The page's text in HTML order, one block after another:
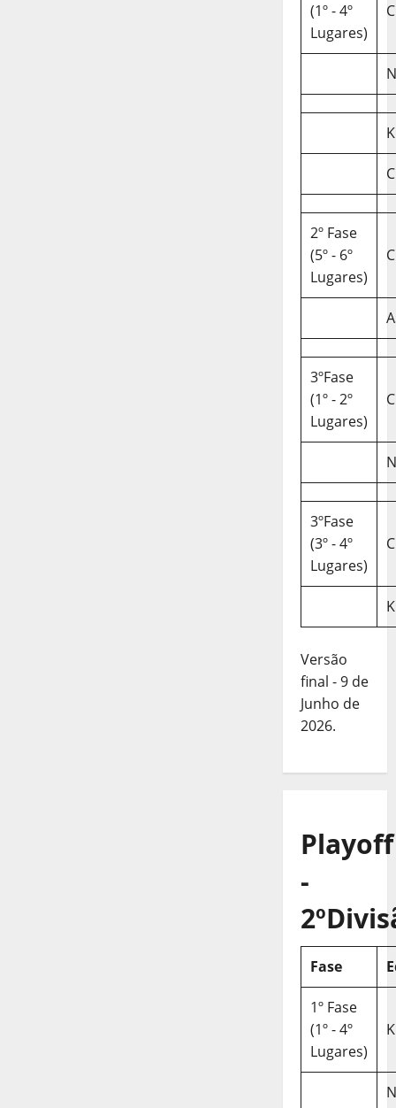
(1º - 4º
Lugares)
2º Fase
(5º - 6º
Lugares)
3ºFase
(1º - 2º
Lugares)
3ºFase
(3º - 4º
Lugares)
Versão
final - 9 de
Junho de
2026.
Playoff
-
Fase
1º Fase
(1º - 4º
Lugares)